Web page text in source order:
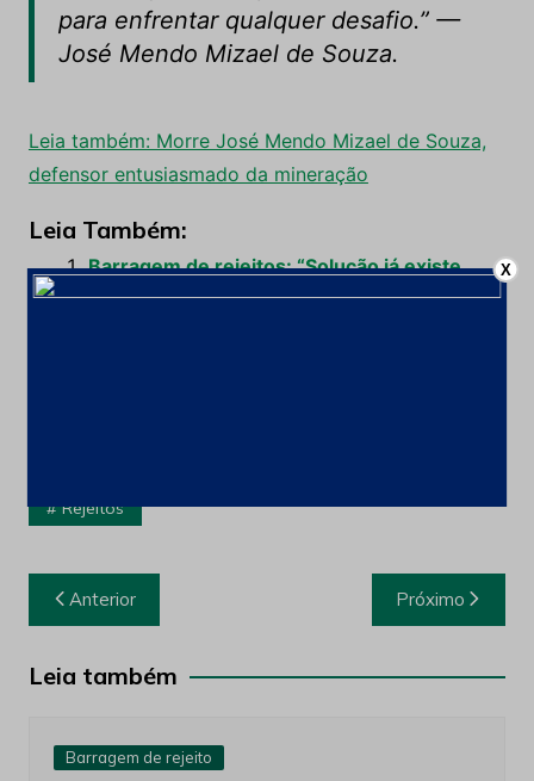
para enfrentar qualquer desafio.”—
José Mendo Mizael de Souza.
Leia também: Morre José Mendo Mizael de Souza,
defensor entusiasmado da mineração
Leia Também:
Barragem de rejeitos: “Solução já existe,
mas a quebra de paradigma é primordial”
Rejeitos
Navegação
de
Post
Anterior Próximo
Leia também
Barragem de rejeito
X